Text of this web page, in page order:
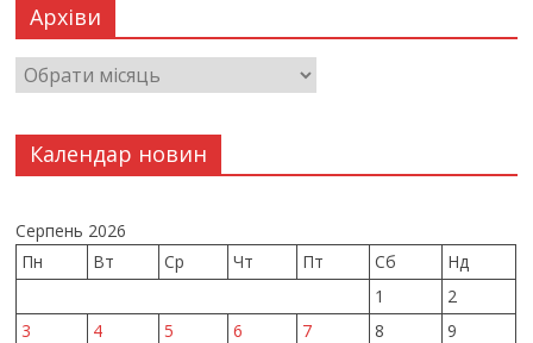
Архіви
Календар новин
Серпень 2026
Пн
Вт Ср Чт Пт Сб
Нд
1
2
3
4 5 6 7 8
9